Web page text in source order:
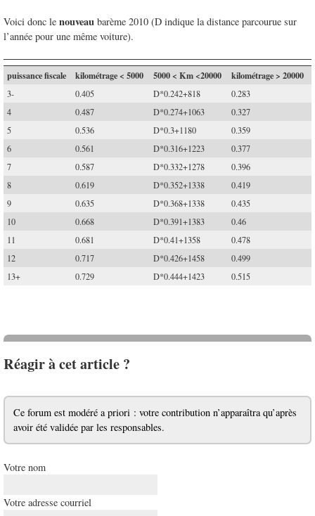
Voici donc le nouveau barème 2010 (D indique la distance parcourue sur
l’année pour une même voiture).
puissance fiscale kilométrage < 5000 5000 < Km <20000 kilométrage > 20000
3- 0.405 D*0.242+818
0.283
4
0.487 D*0.274+1063
0.327
5
0.536 D*0.3+1180
0.359
6
0.561 D*0.316+1223
0.377
7
0.587 D*0.332+1278
0.396
8
0.619 D*0.352+1338
0.419
9
0.635 D*0.368+1338
0.435
10
0.668 D*0.391+1383
0.46
11
0.681 D*0.41+1358
0.478
12
0.717 D*0.426+1458
0.499
13+
0.729 D*0.444+1423 0.515
Réagir à cet article ?
Ce forum est modéré a priori : votre contribution n’apparaîtra qu’après
avoir été validée par les responsables.
Votre nom
Votre adresse courriel